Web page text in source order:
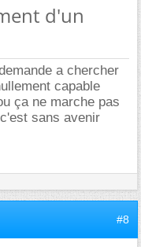
d'un
a chercher
capable
ça ne marche pas
sans avenir
#8